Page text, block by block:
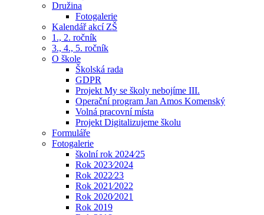
Družina
Fotogalerie
Kalendář akcí ZŠ
1., 2. ročník
3., 4., 5. ročník
O škole
Školská rada
GDPR
Projekt My se školy nebojíme III.
Operační program Jan Amos Komenský
Volná pracovní místa
Projekt Digitalizujeme školu
Formuláře
Fotogalerie
školní rok 2024⁄25
Rok 2023⁄2024
Rok 2022⁄23
Rok 2021⁄2022
Rok 2020⁄2021
Rok 2019